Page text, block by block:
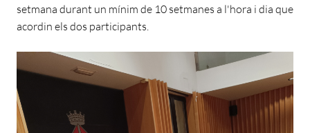
setmana durant un mínim de 10 setmanes a l'hora i dia que
acordin els dos participants.